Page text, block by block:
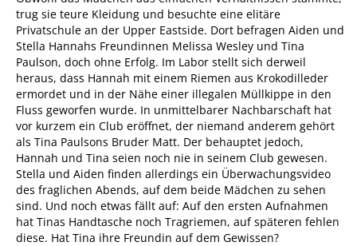
trug sie teure Kleidung und besuchte eine elitäre
Privatschule an der Upper Eastside. Dort befragen Aiden und
Stella Hannahs Freundinnen Melissa Wesley und Tina
Paulson, doch ohne Erfolg. Im Labor stellt sich derweil
heraus, dass Hannah mit einem Riemen aus Krokodilleder
ermordet und in der Nähe einer illegalen Müllkippe in den
Fluss geworfen wurde. In unmittelbarer Nachbarschaft hat
vor kurzem ein Club eröffnet, der niemand anderem gehört
als Tina Paulsons Bruder Matt. Der behauptet jedoch,
Hannah und Tina seien noch nie in seinem Club gewesen.
Stella und Aiden finden allerdings ein Überwachungsvideo
des fraglichen Abends, auf dem beide Mädchen zu sehen
sind. Und noch etwas fällt auf: Auf den ersten Aufnahmen
hat Tinas Handtasche noch Tragriemen, auf späteren fehlen
diese. Hat Tina ihre Freundin auf dem Gewissen?